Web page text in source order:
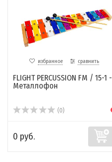
избранное сравнить
FLIGHT PERCUSSION FM / 15-1 -
Металлофон
(0)
0 руб.